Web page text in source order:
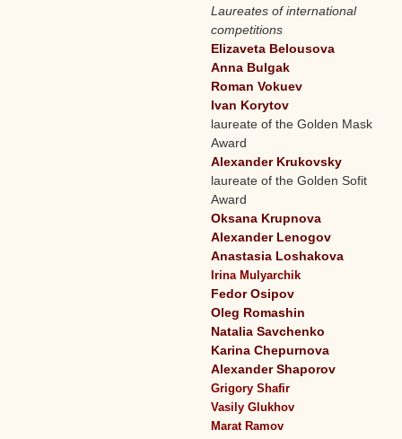
Laureates of international
competitions
Elizaveta Belousova
Anna Bulgak
Roman Vokuev
Ivan Korytov
laureate of the Golden Mask
Award
Alexander Krukovsky
laureate of the Golden Sofit
Award
Oksana Krupnova
Alexander Lenogov
Anastasia Loshakova
Irina Mulyarchik
Fedor Osipov
Oleg Romashin
Natalia Savchenko
Karina Chepurnova
Alexander Shaporov
Grigory Shafir
Vasily Glukhov
Marat Ramov